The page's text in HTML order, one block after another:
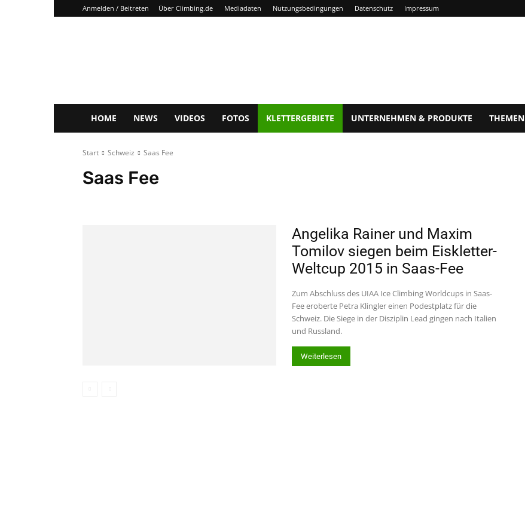
Anmelden / Beitreten Über Climbing.de Mediadaten Nutzungsbedingungen Datenschutz Impressum
HOME NEWS VIDEOS FOTOS KLETTERGEBIETE UNTERNEHMEN & PRODUKTE THEMEN
Start Schweiz Saas Fee
Saas Fee
Angelika Rainer und Maxim
Tomilov siegen beim Eiskletter-
Weltcup 2015 in Saas-Fee
Zum Abschluss des UIAA Ice Climbing Worldcups in Saas-
Fee eroberte Petra Klingler einen Podestplatz für die
Schweiz. Die Siege in der Disziplin Lead gingen nach Italien
und Russland.
Weiterlesen